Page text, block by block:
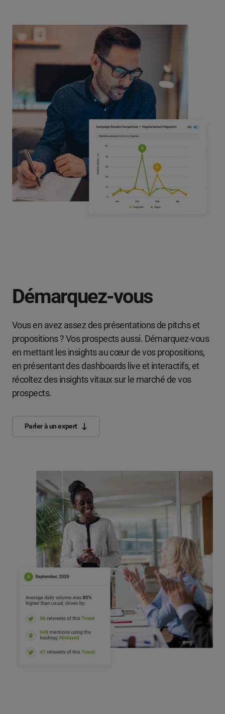
Démarquez-vous
Vous en avez assez des présentations de pitchs et
propositions ? Vos prospects aussi. Démarquez-vous
en mettant les insights au cœur de vos propositions,
en présentant des dashboards live et interactifs, et
récoltez des insights vitaux sur le marché de vos
prospects.
Parler à un expert